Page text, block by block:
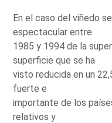
En el caso del viñedo
espectacular entre
1985 y 1994 de la
superficie que se ha
visto reducida en un
fuerte e
importante de los
relativos y